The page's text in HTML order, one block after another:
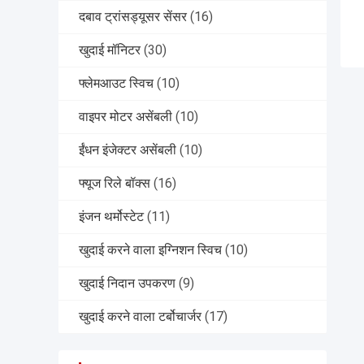
दबाव ट्रांसड्यूसर सेंसर (16)
खुदाई मॉनिटर (30)
फ्लेमआउट स्विच (10)
वाइपर मोटर असेंबली (10)
ईंधन इंजेक्टर असेंबली (10)
फ्यूज रिले बॉक्स (16)
इंजन थर्मोस्टेट (11)
खुदाई करने वाला इग्निशन स्विच (10)
खुदाई निदान उपकरण (9)
खुदाई करने वाला टर्बोचार्जर (17)